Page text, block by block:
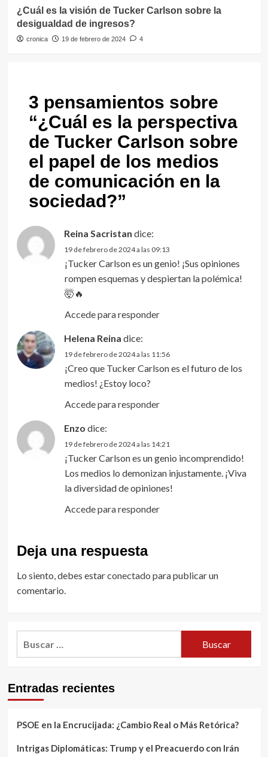
¿Cuál es la visión de Tucker Carlson sobre la
desigualdad de ingresos?
cronica 19 de febrero de 2024 4
3 pensamientos sobre
“¿Cuál es la perspectiva
de Tucker Carlson sobre
el papel de los medios
de comunicación en la
sociedad?”
Reina Sacristan dice:
19 de febrero de 2024 a las 09:13
¡Tucker Carlson es un genio! ¡Sus opiniones
rompen esquemas y despiertan la polémica!
🤯🔥
Accede para responder
Helena Reina dice:
19 de febrero de 2024 a las 11:56
¡Creo que Tucker Carlson es el futuro de los
medios! ¿Estoy loco?
Accede para responder
Enzo dice:
19 de febrero de 2024 a las 14:21
¡Tucker Carlson es un genio incomprendido!
Los medios lo demonizan injustamente. ¡Viva
la diversidad de opiniones!
Accede para responder
Deja una respuesta
Lo siento, debes estarconectado para publicar un
comentario.
Entradas recientes
PSOE en la Encrucijada: ¿Cambio Real o Más Retórica?
Intrigas Diplomáticas: Trump y el Preacuerdo con Irán